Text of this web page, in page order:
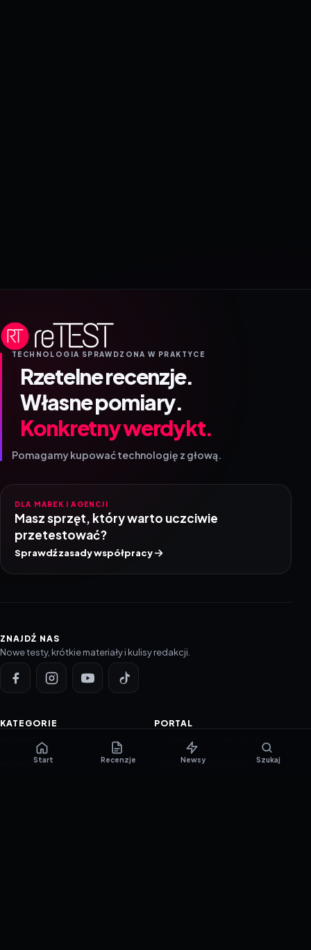
TECHNOLOGIA SPRAWDZONA W PRAKTYCE
Rzetelne recenzje.
Własne pomiary.
Konkretny werdykt.
Pomagamy kupować technologię z głową.
DLA MAREK I AGENCJI
Masz sprzęt, który warto uczciwie
przetestować?
Sprawdź zasady współpracy
ZNAJDŹ NAS
Nowe testy, krótkie materiały i kulisy redakcji.
KATEGORIE
NOWINKI
PORADNIKI
PORTAL
Informacje o ciasteczkach
Polityka prywatności
Start Recenzje Newsy Szukaj